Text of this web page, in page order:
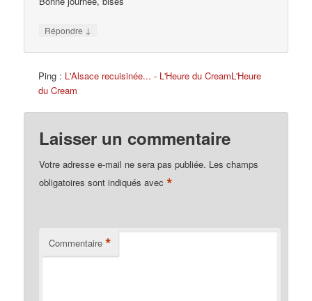
Répondre ↓
Ping : L'Alsace recuisinée... - L'Heure du CreamL'Heure
du Cream
Laisser un commentaire
Votre adresse e-mail ne sera pas publiée. Les champs
obligatoires sont indiqués avec*
Commentaire *